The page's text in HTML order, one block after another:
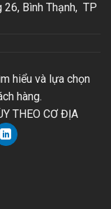
26, Bình Thạnh, TP
hiểu và lựa chọn
hàng.
THEO CƠ ĐỊA